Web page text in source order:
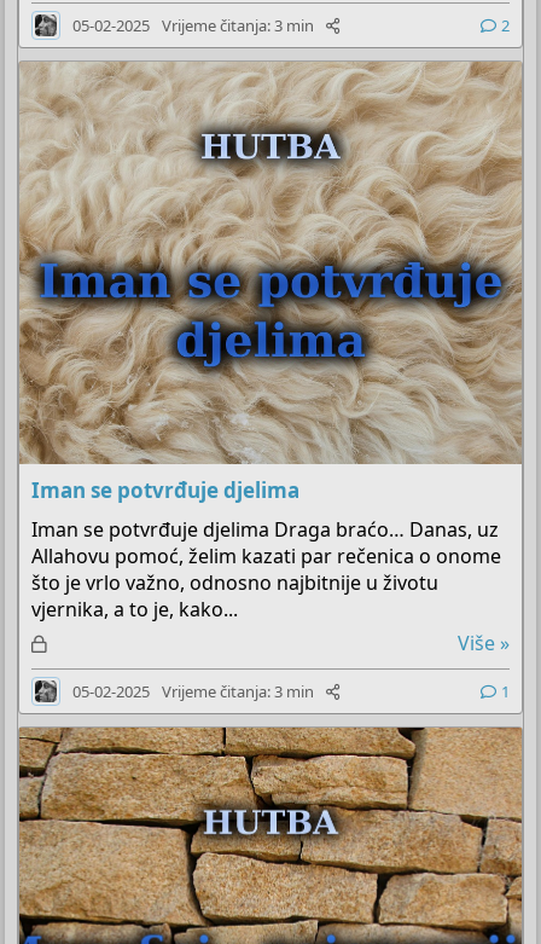
k
l
j
u
č
a
n
o
05-02-2025 Vrijeme čitanja: 3 min 2
Iman se potvrđuje djelima
Iman se potvrđuje djelima Draga braćo… Danas, uz
Allahovu pomoć, želim kazati par rečenica o onome
što je vrlo važno, odnosno najbitnije u životu
vjernika, a to je, kako...
Z
a
k
l
j
u
č
a
n
o
Više »
05-02-2025 Vrijeme čitanja: 3 min 1